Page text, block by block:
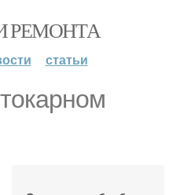
РЕМОНТА
статьи